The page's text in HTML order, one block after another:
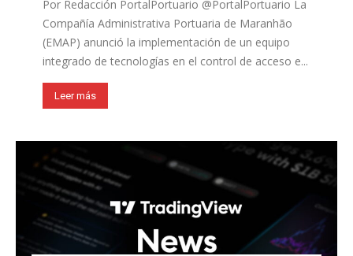
Por Redacción PortalPortuario @PortalPortuario La
Compañía Administrativa Portuaria de Maranhão
(EMAP) anunció la implementación de un equipo
integrado de tecnologías en el control de acceso e...
Leer más